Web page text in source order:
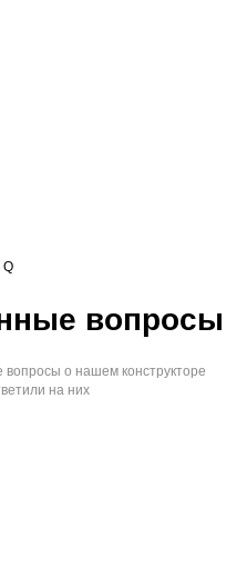
вопросы
о нашем конструкторе
на них